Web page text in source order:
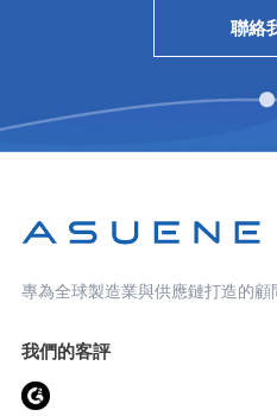
轉型之旅，ASUENE 早已
心戰略夥伴。 前行不輟：
定了在 2040 年實現淨零
心聚焦的關鍵領域之一，即
相關的碳排放。儘管目前
系則能提供兩者之間天衣
的碳排放計算進行數據連
目前正處於初期階段，環
應商發放全新的調查問卷
CHAIN）所提供的完善客戶
Ghana 披上極具視覺衝擊
中突圍，一舉奪下領導
或缺的核心基石。儘管日
過《公司治理守則》落實
德（Lotte）本身並非上市
選擇化被動為主動，前瞻性
型的迫切性，並將其視為一
聯絡
專為全球製造業與供應鏈打造的
我們的客評